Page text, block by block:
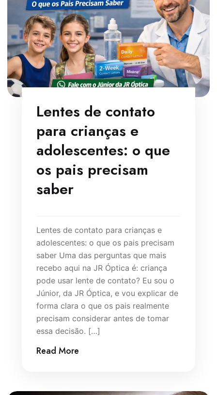
Lentes de contato
para crianças e
adolescentes: o que
os pais precisam
saber
Lentes de contato para crianças e
adolescentes: o que os pais precisam
saber Uma das perguntas que mais
recebo aqui na JR Óptica é: criança
pode usar lente de contato? Eu sou o
Júnior, da JR Óptica, e vou explicar de
forma clara o que os pais realmente
precisam considerar antes de tomar
essa decisão. […]
Read More